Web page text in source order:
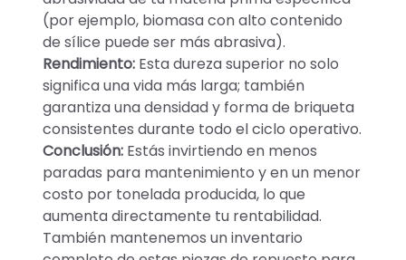
(por ejemplo, biomasa con alto contenido
de sílice puede ser más abrasiva).
Rendimiento: Esta dureza superior no solo
significa una vida más larga; también
garantiza una densidad y forma de briqueta
consistentes durante todo el ciclo operativo.
Conclusión: Estás invirtiendo en menos
paradas para mantenimiento y en un menor
costo por tonelada producida, lo que
aumenta directamente tu rentabilidad.
También mantenemos un inventario